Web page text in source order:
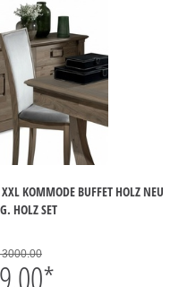
KOMMODE BUFFET HOLZ NEU
HOLZ SET
3000.00